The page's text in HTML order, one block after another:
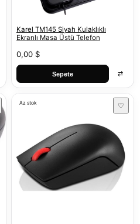
Karel TM145 Siyah Kulaklıklı
Ekranlı Masa Üstü Telefon
0,00 $
Sepete ⇄
Az stok ♡